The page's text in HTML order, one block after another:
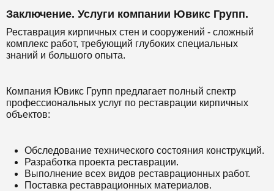
Заключение. Услуги компании Ювикс Групп.
Реставрация кирпичных стен и сооружений - сложный
комплекс работ, требующий глубоких специальных
знаний и большого опыта.
Компания Ювикс Групп предлагает полный спектр
профессиональных услуг по реставрации кирпичных
объектов:
Обследование технического состояния конструкций.
Разработка проекта реставрации.
Выполнение всех видов реставрационных работ.
Поставка реставрационных материалов.